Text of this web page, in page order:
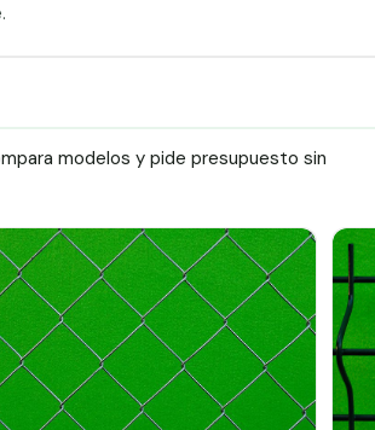
modelos y pide presupuesto sin